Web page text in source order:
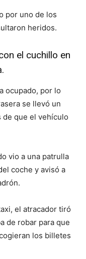
por uno de los
heridos.
el cuchillo en
ocupado, por lo
se llevó un
de que el vehículo
vio a una patrulla
coche y avisó a
el atracador tiró
de robar para que
los billetes